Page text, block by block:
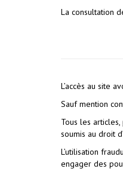
La consultation
L’accès au site
Sauf mention
Tous les
soumis au droit
L’utilisation
engager des